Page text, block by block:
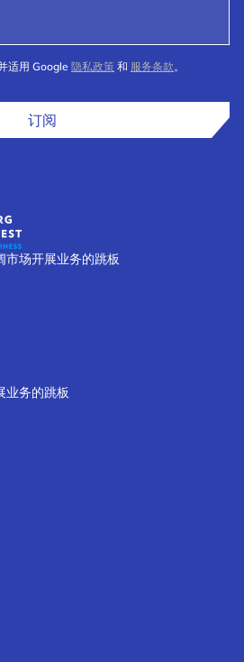
适用 Google 隐私政策 和 服务条款。
订阅
市场开展业务的跳板
业务的跳板